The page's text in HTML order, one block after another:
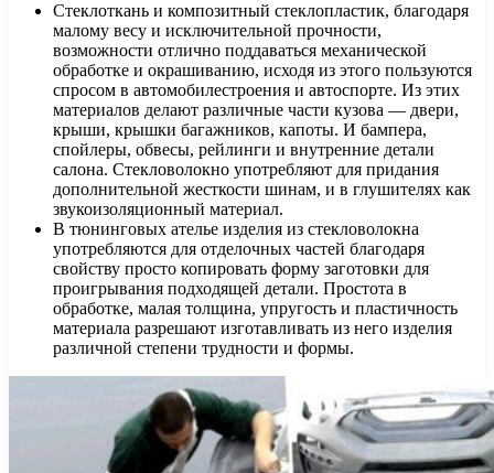
Стеклоткань и композитный стеклопластик, благодаря
малому весу и исключительной прочности,
возможности отлично поддаваться механической
обработке и окрашиванию, исходя из этого пользуются
спросом в автомобилестроения и автоспорте. Из этих
материалов делают различные части кузова — двери,
крыши, крышки багажников, капоты. И бампера,
спойлеры, обвесы, рейлинги и внутренние детали
салона. Стекловолокно употребляют для придания
дополнительной жесткости шинам, и в глушителях как
звукоизоляционный материал.
В тюнинговых ателье изделия из стекловолокна
употребляются для отделочных частей благодаря
свойству просто копировать форму заготовки для
проигрывания подходящей детали. Простота в
обработке, малая толщина, упругость и пластичность
материала разрешают изготавливать из него изделия
различной степени трудности и формы.